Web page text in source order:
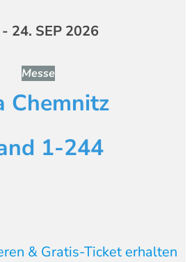
24. SEP 2026
Messe
Chemnitz
1-244
& Gratis-Ticket erhalten